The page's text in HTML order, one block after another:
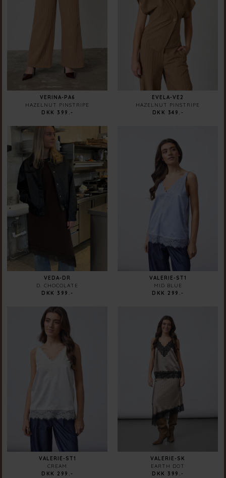
VERINA-PA6
HAZELNUT PINSTRIPE
DKK 399.-
EVELA-VE2
HAZELNUT PINSTRIPE
DKK 349.-
VEDA-DR
D. CHOCOLATE
DKK 399.-
VALERIE-ST1
MID BLUE
DKK 299.-
VALERIE-ST1
CREAM
DKK 299.-
VALERIE-SK
EARTH DOT
DKK 399.-